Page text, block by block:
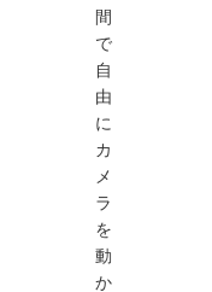
間
で
自
由
に
カ
メ
ラ
を
動
か